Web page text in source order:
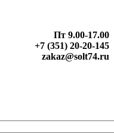
Пт 9.00-17.00
+7 (351) 20-20-145
zakaz@solt74.ru